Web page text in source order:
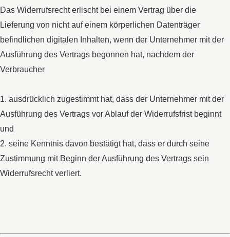
Das Widerrufsrecht erlischt bei einem Vertrag über die
Lieferung von nicht auf einem körperlichen Datenträger
befindlichen digitalen Inhalten, wenn der Unternehmer mit der
Ausführung des Vertrags begonnen hat, nachdem der
Verbraucher
1. ausdrücklich zugestimmt hat, dass der Unternehmer mit der
Ausführung des Vertrags vor Ablauf der Widerrufsfrist beginnt
und
2. seine Kenntnis davon bestätigt hat, dass er durch seine
Zustimmung mit Beginn der Ausführung des Vertrags sein
Widerrufsrecht verliert.